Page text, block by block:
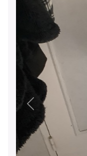
Précédent